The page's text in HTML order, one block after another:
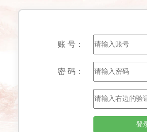
账 号：
密 码：